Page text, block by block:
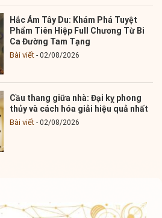
Hắc Ám Tây Du: Khám Phá Tuyệt
Phẩm Tiên Hiệp Full Chương Từ Bi
Ca Đường Tam Tạng
Bài viết 02/08/2026
Cầu thang giữa nhà: Đại kỵ phong
thủy và cách hóa giải hiệu quả nhất
Bài viết 02/08/2026